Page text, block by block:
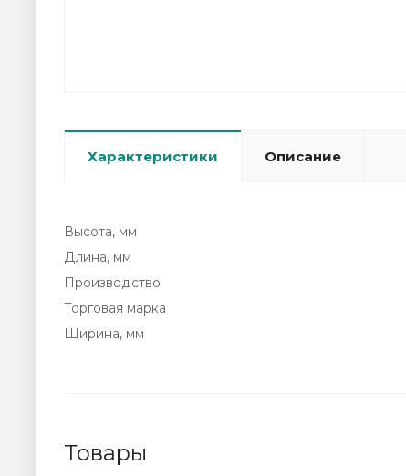
Характеристики Описание
Высота, мм
Длина, мм
Производство
Торговая марка
Ширина, мм
Товары